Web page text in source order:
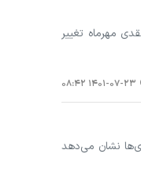
مهرماه تغییر
۱۴۰۱-۰۷-۲۳ ۰۸:۴۲
است که پیگیری‌ها نشان می‌دهد